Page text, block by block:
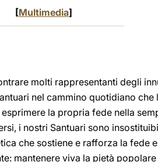
[Multimedia]
molti rappresentanti degli
nel cammino quotidiano
la propria fede nella
i nostri Santuari sono
che sostiene e rafforza la fede
mantenere viva la pietà